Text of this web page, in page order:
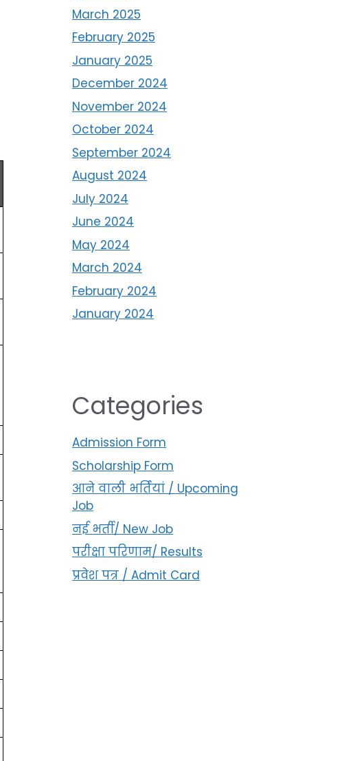
March 2025
February 2025
January 2025
December 2024
November 2024
October 2024
September 2024
August 2024
July 2024
June 2024
May 2024
March 2024
February 2024
January 2024
Categories
Admission Form
Scholarship Form
आने वाली भर्तियां / Upcoming
Job
नई भर्ती/ New Job
परीक्षा परिणाम/ Results
प्रवेश पत्र / Admit Card